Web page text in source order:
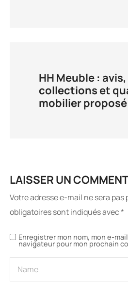
HH Meuble : avis,
collections et
mobilier proposé
LAISSER UN
Votre adresse e-mail ne sera pas
obligatoires sont indiqués avec*
Enregistrer mon nom, mon e-
navigateur pour mon prochain